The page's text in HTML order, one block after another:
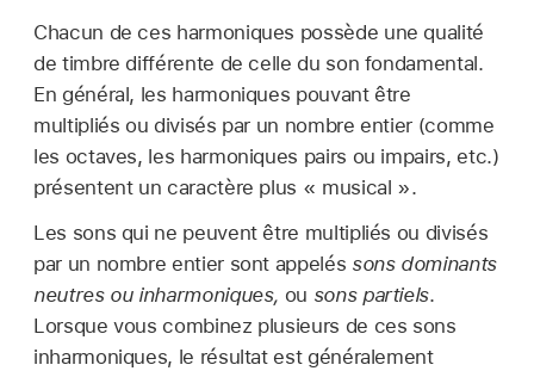
Chacun de ces harmoniques possède une qualité
de timbre différente de celle du son fondamental.
En général, les harmoniques pouvant être
multipliés ou divisés par un nombre entier (comme
les octaves, les harmoniques pairs ou impairs, etc.)
présentent un caractère plus « musical ».
Les sons qui ne peuvent être multipliés ou divisés
par un nombre entier sont appelés sons dominants
neutres ou inharmoniques, ou sons partiels.
Lorsque vous combinez plusieurs de ces sons
inharmoniques, le résultat est généralement